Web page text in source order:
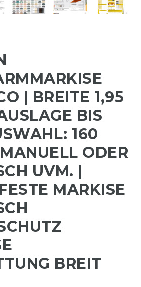
| BREITE 1,95
BIS
160
ODER
UVM. |
MARKISE
BREIT